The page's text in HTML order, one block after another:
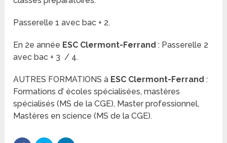
Passerelle 1 avec bac + 2.
En 2e année ESC Clermont-Ferrand : Passerelle 2
avec bac + 3 / 4.
AUTRES FORMATIONS à ESC Clermont-Ferrand :
Formations d’ écoles spécialisées, mastères
spécialisés (MS de la CGE), Master professionnel,
Mastères en science (MS de la CGE).